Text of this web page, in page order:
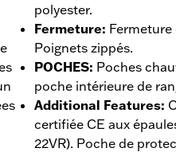
polyester.
Fermeture:
Poignets zippés.
POCHES: Poches
poche intérieure de
Additional Features:
certifiée CE aux
22VR). Poche de